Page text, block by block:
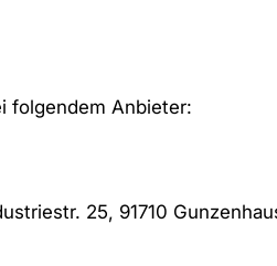
folgendem Anbieter:
25, 91710